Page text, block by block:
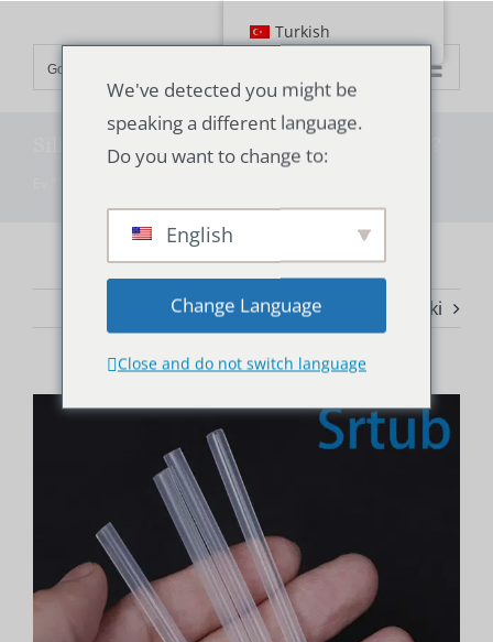
Go to...
Silikon hortum nedir? Hangi türleri vardır?
Önceki Sonraki
Daha
Turkish
We've detected you might be
speaking a different language.
Do you want to change to:
English
Change Language
Close and do not switch language